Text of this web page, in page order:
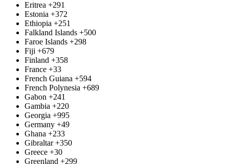
Eritrea +291
Estonia +372
Ethiopia +251
Falkland Islands +500
Faroe Islands +298
Fiji +679
Finland +358
France +33
French Guiana +594
French Polynesia +689
Gabon +241
Gambia +220
Georgia +995
Germany +49
Ghana +233
Gibraltar +350
Greece +30
Greenland +299